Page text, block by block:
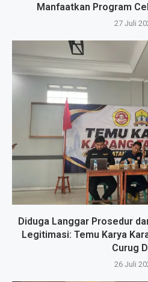
Manfaatkan Program
27 Juli
Diduga Langgar Prosedur
Legitimasi: Temu Karya
Curug
26 Juli